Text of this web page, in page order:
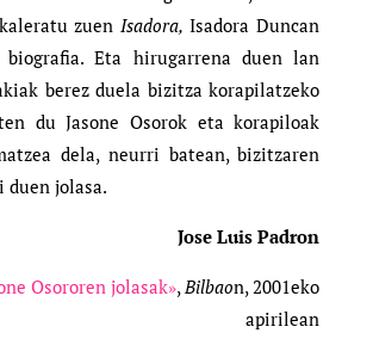
zuenIsadora,Isadora Duncan
biografia. Eta hirugarrena duen lan
berez duela bizitza korapilatzeko
du Jasone Osorok eta korapiloak
dela, neurri batean, bizitzaren
duen jolasa.
Jose Luis Padron
Osororen jolasak»,Bilbaon, 2001eko
apirilean